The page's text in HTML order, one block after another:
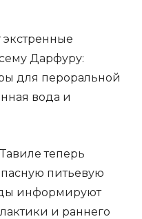
Дарфуру:
для пероральной
вода и
теперь
питьевую
информируют
и раннего